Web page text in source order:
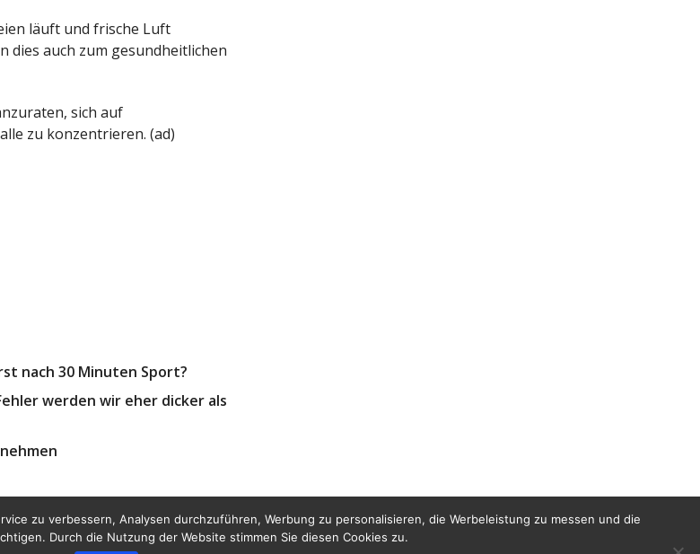
läuft und frische Luft
dies auch zum gesundheitlichen
sich auf
zu konzentrieren. (ad)
nach 30 Minuten Sport?
werden wir eher dicker als
zu verbessern, Analysen durchzuführen, Werbung zu personalisieren, die Werbeleistung zu messen und die
Durch die Nutzung der Website stimmen Sie diesen Cookies zu.